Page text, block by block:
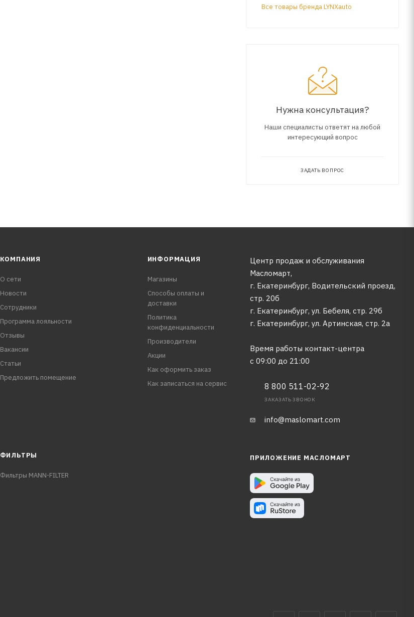
Все товары бренда LYNXauto
Нужна консультация?
Наши специалисты ответят на любой
интересующий вопрос
ЗАДАТЬ ВОПРОС
КОМПАНИЯ
О сети
Новости
Сотрудники
Программа лояльности
Отзывы
Вакансии
Статьи
Предложить помещение
ИНФОРМАЦИЯ
Магазины
Способы оплаты и
доставки
Политика
конфиденциальности
Производители
Акции
Как оформить заказ
Как записаться на сервис
Центр продаж и обслуживания
Масломарт,
г. Екатеринбург, Водительский проезд,
стр. 20б
г. Екатеринбург, ул. Бебеля, стр. 29б
г. Екатеринбург, ул. Артинская, стр. 2а
Время работы контакт-центра
с 09:00 до 21:00
8 800 511-02-92
ЗАКАЗАТЬ ЗВОНОК
info@maslomart.com
ФИЛЬТРЫ
Фильтры MANN-FILTER
ПРИЛОЖЕНИЕ МАСЛОМАРТ